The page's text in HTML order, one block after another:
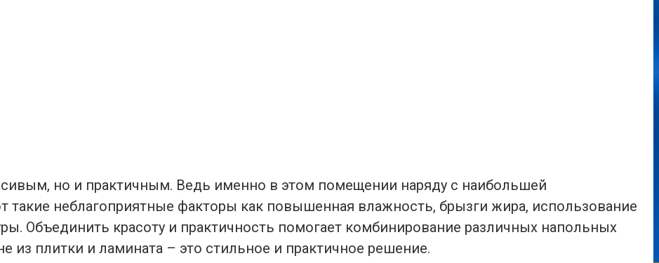
но и практичным. Ведь именно в этом помещении наряду с наибольшей
такие неблагоприятные факторы как повышенная влажность, брызги жира, использование
Объединить красоту и практичность помогает комбинирование различных напольных
из плитки и ламината – это стильное и практичное решение.